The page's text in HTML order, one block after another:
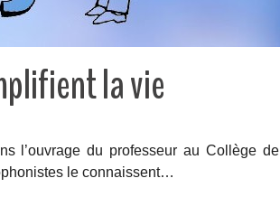
la vie
l’ouvrage du professeur au Collège de
le connaissent…